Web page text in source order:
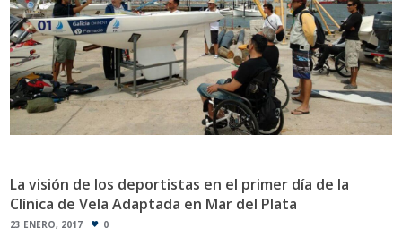
La visión de los deportistas en el primer día de la
Clínica de Vela Adaptada en Mar del Plata
23 ENERO, 2017 0